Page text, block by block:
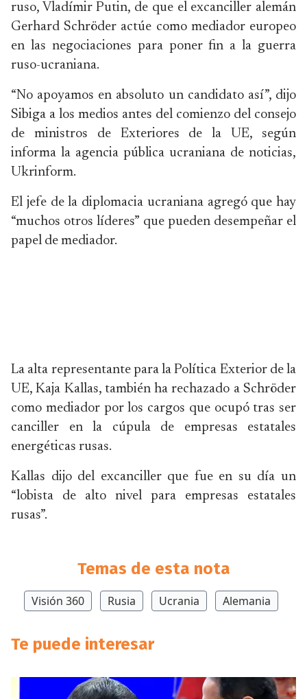
ruso, Vladímir Putin, de que el excanciller alemán
Gerhard Schröder actúe como mediador europeo
en las negociaciones para poner fin a la guerra
ruso-ucraniana.
“No apoyamos en absoluto un candidato así”, dijo
Sibiga a los medios antes del comienzo del consejo
de ministros de Exteriores de la UE, según
informa la agencia pública ucraniana de noticias,
Ukrinform.
El jefe de la diplomacia ucraniana agregó que hay
“muchos otros líderes” que pueden desempeñar el
papel de mediador.
La alta representante para la Política Exterior de la
UE, Kaja Kallas, también ha rechazado a Schröder
como mediador por los cargos que ocupó tras ser
canciller en la cúpula de empresas estatales
energéticas rusas.
Kallas dijo del excanciller que fue en su día un
“lobista de alto nivel para empresas estatales
rusas”.
Temas de esta nota
Visión 360 Rusia Ucrania Alemania
Te puede interesar